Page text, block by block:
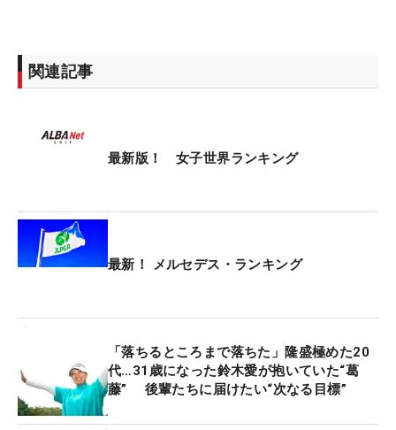
高校女子の部で優勝し、その縁で今回の初タッグが
結成された。
多くのトッププロをサポートしてきた進藤氏との36
ホールは、たくさんの学びがあった。そのなかでも
たのは、「朝の練習の最後の1球を1ホール目のティ
ショットだと思って打つ」ということ。「初日は緊
張してそれどころではなかったけど、2日目は1番緊
の真ん中にいきました」と早速、成果に現れた。
2日間を回り、「ちょっとしたところの詰めの甘さ
というか、集中していればパーでおさえられたのに
とか、考えすぎてしまって力が入ってしまったこと
関連記事
最新版！ 女子世界ランキング
最新！ メルセデス・ランキング
「落ちるところまで落ちた」隆盛極めた20
代…31歳になった鈴木愛が抱いていた“葛
藤” 後輩たちに届けたい“次なる目標”